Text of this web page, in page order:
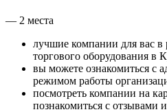
— 2 места
лучшие компании для вас в
торгового оборудования в
вы можете ознакомиться с
режимом работы
посмотреть компании на
познакомиться с отзывами